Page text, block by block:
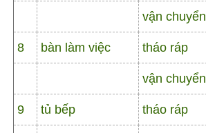
vận chuyển
8 bàn làm việc tháo ráp
vận chuyển
9 tủ bếp tháo ráp